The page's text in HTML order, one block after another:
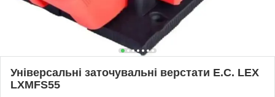
Універсальні заточувальні верстати E.C. LEX
LXMFS55